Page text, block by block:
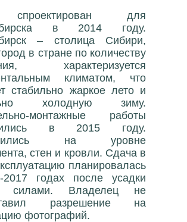
для
в 2014 году.
– столица Сибири,
в стране по количеству
характеризуется
климатом, что
стабильно жаркое лето и
холодную зиму.
монтажные работы
в 2015 году.
на уровне
стен и кровли. Сдача в
планировалась
годах после усадки
силами. Владелец не
разрешение на
фотографий.